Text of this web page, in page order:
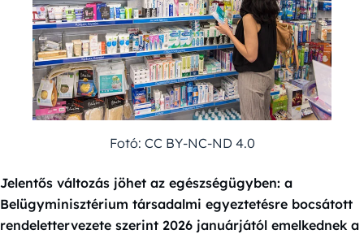
Fotó: CC BY-NC-ND 4.0
Jelentős változás jöhet az egészségügyben: a
Belügyminisztérium társadalmi egyeztetésre bocsátott
rendelettervezete szerint 2026 januárjától emelkednek a